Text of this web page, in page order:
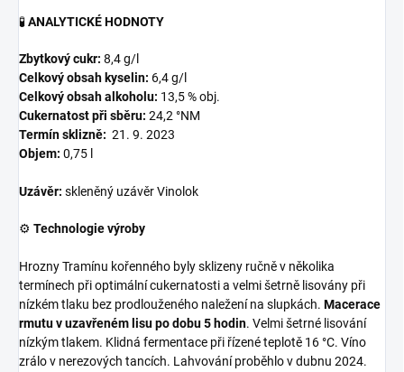
🧪ANALYTICKÉ HODNOTY
Zbytkový cukr: 8,4 g/l
Celkový obsah kyselin: 6,4 g/l
Celkový obsah alkoholu: 13,5 % obj.
Cukernatost při sběru: 24,2 °NM
Termín sklizně: 21 . 9. 2023
Objem: 0,75 l
Uzávěr: skleněný uzávěr Vinolok
⚙️ Technologie výroby
Hrozny Tramínu kořenného byly sklizeny ručně v několika
termínech při optimální cukernatosti a velmi šetrně lisovány při
nízkém tlaku bez prodlouženého naležení na slupkách. Macerace
rmutu v uzavřeném lisu po dobu 5 hodin. Velmi šetrné lisování
nízkým tlakem. Klidná fermentace při řízené teplotě 16 °C. Víno
zrálo v nerezových tancích. Lahvování proběhlo v dubnu 2024.